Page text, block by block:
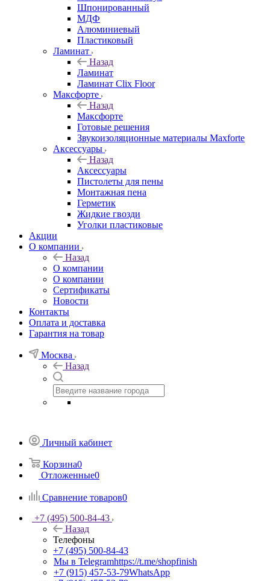
Шпонированный
МДФ
Алюминиевый
Пластиковый
Ламинат
Назад
Ламинат
Ламинат Clix Floor
Максфорте
Назад
Максфорте
Готовые решения
Звукоизоляционные материалы Maxforte
Аксессуары
Назад
Аксессуары
Пистолеты для пены
Монтажная пена
Герметик
Жидкие гвозди
Уголки пластиковые
Акции
О компании
Назад
О компании
О компании
Сертификаты
Новости
Контакты
Оплата и доставка
Гарантия на товар
Москва
Назад
Личный кабинет
Корзина0
Отложенные0
Сравнение товаров0
+7 (495) 500-84-43
Назад
Телефоны
+7 (495) 500-84-43
Мы в Telegramhttps://t.me/shopfinish
+7 (915) 457-53-79WhatsApp